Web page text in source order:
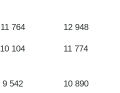
11 764 12 948
10 104 11 774
9 542 10 890